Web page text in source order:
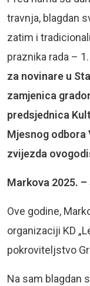
travnja, blagdan
zatim i
praznika rada –
za novinare u
zamjenica
predsjednica
Mjesnog odbora
zvijezda
Markova 2025.
Ove godine,
organizaciji KD
pokroviteljstvo
Na sam blagdan